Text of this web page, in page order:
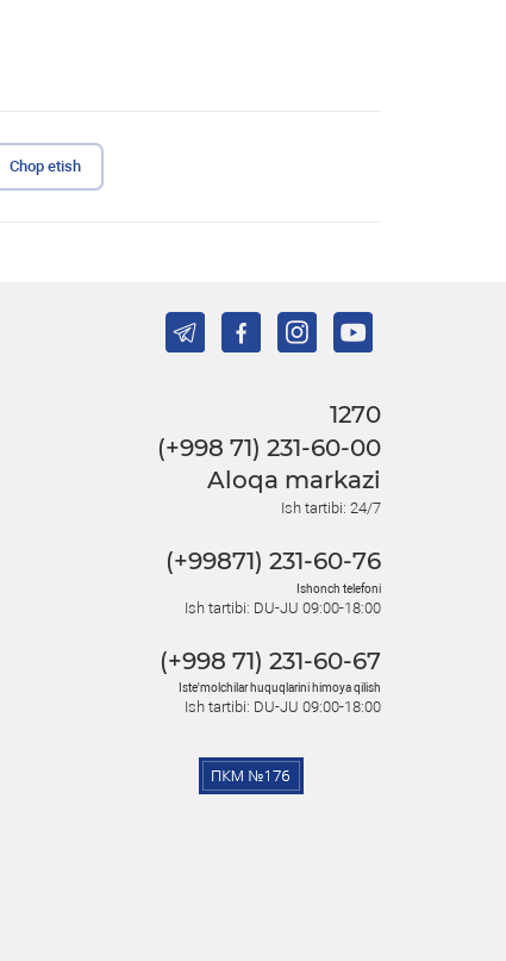
Chop etish
1270
(+998 71) 231-60-00
Aloqa markazi
Ish tartibi: 24/7
(+99871) 231-60-76
Ishonch telefoni
Ish tartibi: DU-JU 09:00-18:00
(+998 71) 231-60-67
Iste'molchilar huquqlarini himoya qilish
Ish tartibi: DU-JU 09:00-18:00